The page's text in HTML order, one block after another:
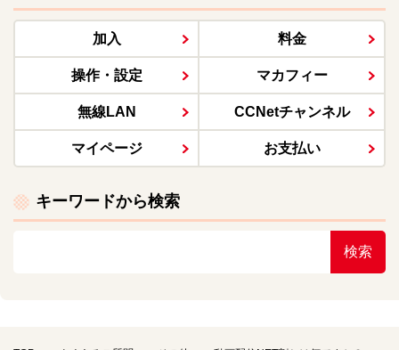
加入 料金
操作・設定 マカフィー
無線LAN CCNetチャンネル
マイページ お支払い
キーワードから検索
検索